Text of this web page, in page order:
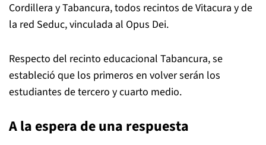
Cordillera y Tabancura, todos recintos de Vitacura y de
la red Seduc, vinculada al Opus Dei.
Respecto del recinto educacional Tabancura, se
estableció que los primeros en volver serán los
estudiantes de tercero y cuarto medio.
A la espera de una respuesta